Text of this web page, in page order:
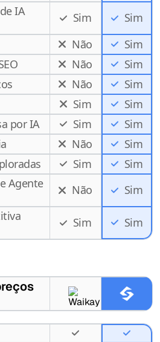
IA
Sim
Sim
Não
Sim
Não
Sim
Não
Sim
Sim
Sim
por IA
Sim
Sim
Não
Sim
Sim
Sim
Agente
Não
Sim
Sim Sim